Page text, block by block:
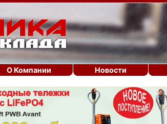
О Компании Новости